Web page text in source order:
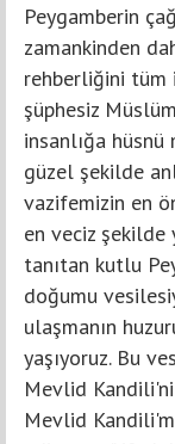
Peygamberin
zamankinden
rehberliğini tüm
şüphesiz
insanlığa
güzel şekilde
vazifemizin en
en veciz şekilde
tanıtan kutlu
doğumu
ulaşmanın
yaşıyoruz. Bu
Mevlid
Mevlid